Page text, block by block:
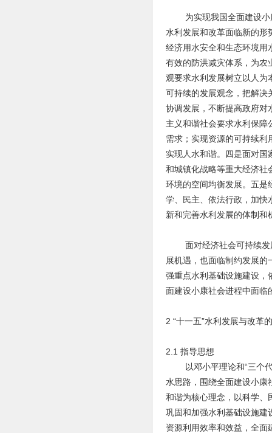
为实现我国全面建设小康
水利发展和改革面临新的形
经济用水安全和生态环境用
有效的防洪减灾体系，为农
观要求水利发展树立以人为
可持续的发展观念，把解决
协调发展，不断提高政府对
主义和谐社会要求水利保
需求；实现资源的可持续
实现人水和谐。四是面对国
和城镇化战略等重大经济社
环境的空间均衡发展。五是
学、民主、依法行政，加快
新和完善水利发展的体制和
面对经济社会可持续发展
展机遇，也面临制约发展
强重点水利基础设施建设，
面建设小康社会进程中面临
2 “十一五”水利发展与改革
2.1 指导思想
以邓小平理论和“三个代
水思路，围绕全面建设小康
和谐为核心理念，以科学、
巩固和加强水利基础设施建
资源利用效率和效益，全